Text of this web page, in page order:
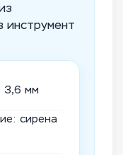
инструмент
3,6 мм
сирена